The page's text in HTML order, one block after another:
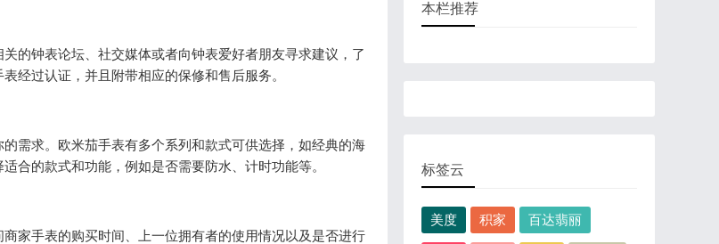
的钟表论坛、社交媒体或者向钟表爱好者朋友寻求建议，了
经过认证，并且附带相应的保修和售后服务。
需求。欧米茄手表有多个系列和款式可供选择，如经典的海
合的款式和功能，例如是否需要防水、计时功能等。
家手表的购买时间、上一位拥有者的使用情况以及是否进行
本栏推荐
标签云
美度 积家 百达翡丽